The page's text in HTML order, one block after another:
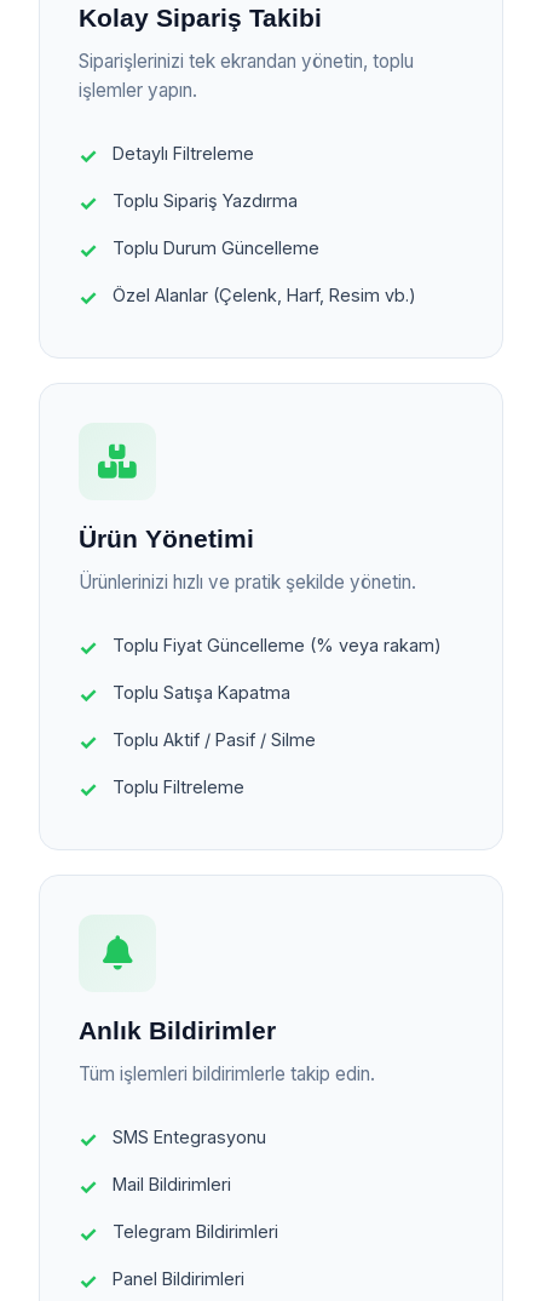
Kolay Sipariş Takibi
Siparişlerinizi tek ekrandan yönetin, toplu
işlemler yapın.
Detaylı Filtreleme
Toplu Sipariş Yazdırma
Toplu Durum Güncelleme
Özel Alanlar (Çelenk, Harf, Resim vb.)
Ürün Yönetimi
Ürünlerinizi hızlı ve pratik şekilde yönetin.
Toplu Fiyat Güncelleme (% veya rakam)
Toplu Satışa Kapatma
Toplu Aktif / Pasif / Silme
Toplu Filtreleme
Anlık Bildirimler
Tüm işlemleri bildirimlerle takip edin.
SMS Entegrasyonu
Mail Bildirimleri
Telegram Bildirimleri
Panel Bildirimleri